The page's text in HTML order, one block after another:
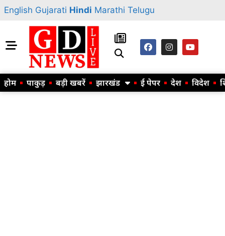
English Gujarati Hindi Marathi Telugu
होम पाकुड़ बड़ी खबरें झारखंड ई पेपर देश विदेश